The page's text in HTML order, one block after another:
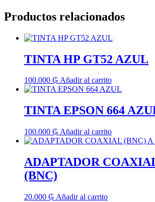
Productos relacionados
TINTA HP GT52 AZUL
100.000 ₲ Añadir al carrito
TINTA EPSON 664
100.000 ₲ Añadir al carrito
ADAPTADOR
(BNC)
20.000 ₲ Añadir al carrito